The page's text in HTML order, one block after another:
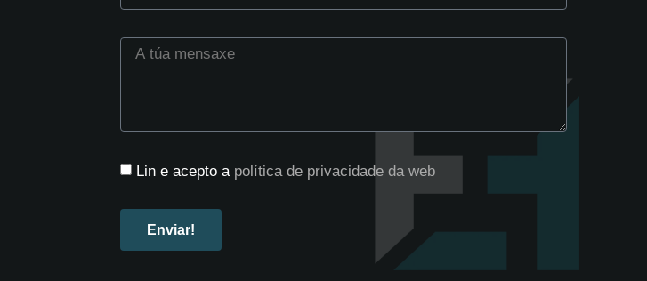
Lin e acepto a política de privacidade da web
Enviar!